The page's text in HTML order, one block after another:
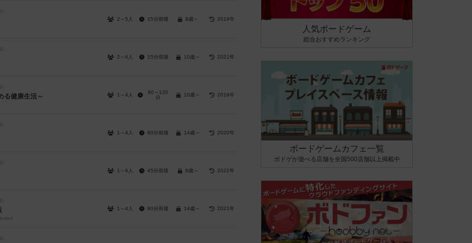
2～5人 15分前後 8歳～ 2019年
2～6人 15分前後 10歳～ 2021年
る健康生活～ 1～4人
60～120
分
10歳～ 2019年
1～4人 60分前後 14歳～ 2020年
1～6人 45分前後 8歳～ 2022年
1～4人 90分前後 14歳～ 2021年
人気ボードゲーム
総合おすすめランキング
ボードゲームカフェ一覧
ボドゲが遊べる店舗を全国500店舗以上掲載中